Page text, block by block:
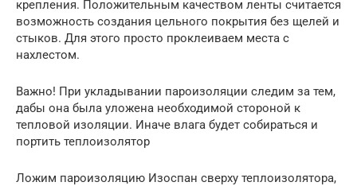
крепления. Положительным качеством ленты считается
возможность создания цельного покрытия без щелей и
стыков. Для этого просто проклеиваем места с
нахлестом.
Важно! При укладывании пароизоляции следим за тем,
дабы она была уложена необходимой стороной к
тепловой изоляции. Иначе влага будет собираться и
портить теплоизолятор
Ложим пароизоляцию Изоспан сверху теплоизолятора,